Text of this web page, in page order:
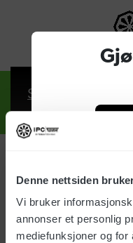
Denne nettsiden
Vi bruker
annonser et personlig
mediefunksjoner og
SELECT
Sign in
Username: